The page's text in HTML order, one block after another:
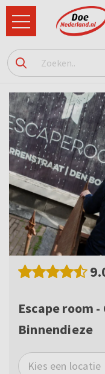
Escape room
Binnendieze
Kies een locatie